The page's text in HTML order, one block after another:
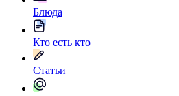
Блюда
Кто есть кто
Статьи